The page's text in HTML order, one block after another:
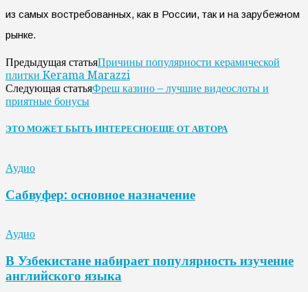
из самых востребованных, как в России, так и на зарубежном
рынке.
Предыдущая статьяПричины популярности керамической
плитки Kerama Marazzi
Следующая статьяФреш казино – лучшие видеослоты и
приятные бонусы
ЭТО МОЖЕТ БЫТЬ ИНТЕРЕСНОЕЩЕ ОТ АВТОРА
Аудио
Сабвуфер: основное назначение
Аудио
В Узбекистане набирает популярность изучение
английского языка